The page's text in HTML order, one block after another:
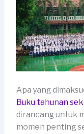
Apa yang
Buku tahunan
dirancang untuk
momen penting